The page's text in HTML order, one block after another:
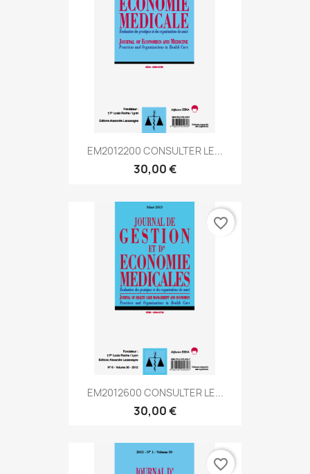
EM2012200 CONSULTER LE...
30,00 €
EM2012600 CONSULTER LE...
30,00 €
favorite_border
favorite_border